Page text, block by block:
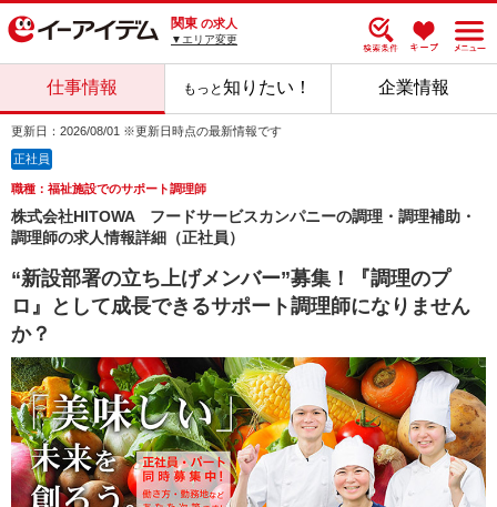
関東 の求人
▼エリア変更
仕事情報 もっと知りたい！ 企業情報
更新日：2026/08/01 ※更新日時点の最新情報です
正社員
職種：福祉施設でのサポート調理師
株式会社HITOWA フードサービスカンパニーの調理・調理補助・
調理師の求人情報詳細（正社員）
“新設部署の立ち上げメンバー”募集！『調理のプ
ロ』として成長できるサポート調理師になりません
か？